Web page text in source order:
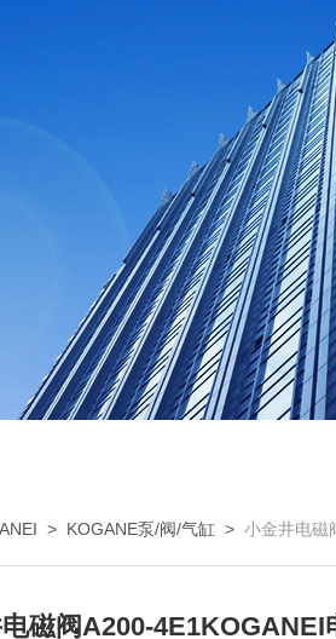
> KOGANE泵/阀/气缸 >小金井电磁阀
磁阀A200-4E1KOGANEI